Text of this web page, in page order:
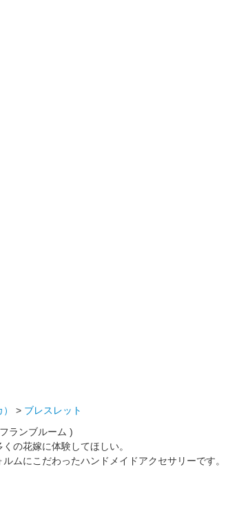
> ブレスレット
ランブルーム )
の花嫁に体験してほしい。
ムにこだわったハンドメイドアクセサリーです。